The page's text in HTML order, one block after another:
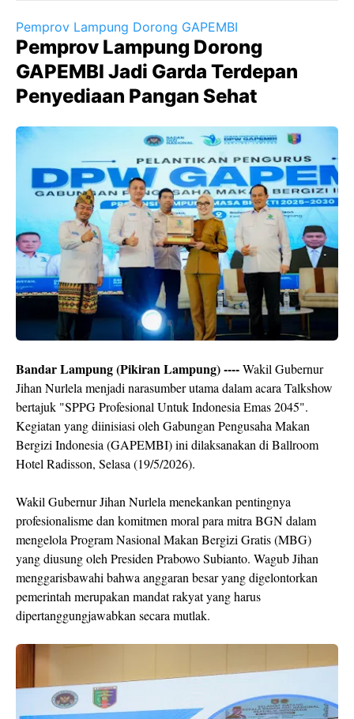
Pemprov Lampung Dorong GAPEMBI
Pemprov Lampung Dorong
GAPEMBI Jadi Garda Terdepan
Penyediaan Pangan Sehat
Bandar Lampung (Pikiran Lampung) ----Wakil Gubernur
Jihan Nurlela menjadi narasumber utama dalam acara Talkshow
bertajuk "SPPG Profesional Untuk Indonesia Emas 2045".
Kegiatan yang diinisiasi oleh Gabungan Pengusaha Makan
Bergizi Indonesia (GAPEMBI) ini dilaksanakan di Ballroom
Hotel Radisson, Selasa (19/5/2026).
​Wakil Gubernur Jihan Nurlela menekankan pentingnya
profesionalisme dan komitmen moral para mitra BGN dalam
mengelola Program Nasional Makan Bergizi Gratis (MBG)
yang diusung oleh Presiden Prabowo Subianto. Wagub Jihan
menggarisbawahi bahwa anggaran besar yang digelontorkan
pemerintah merupakan mandat rakyat yang harus
dipertanggungjawabkan secara mutlak.